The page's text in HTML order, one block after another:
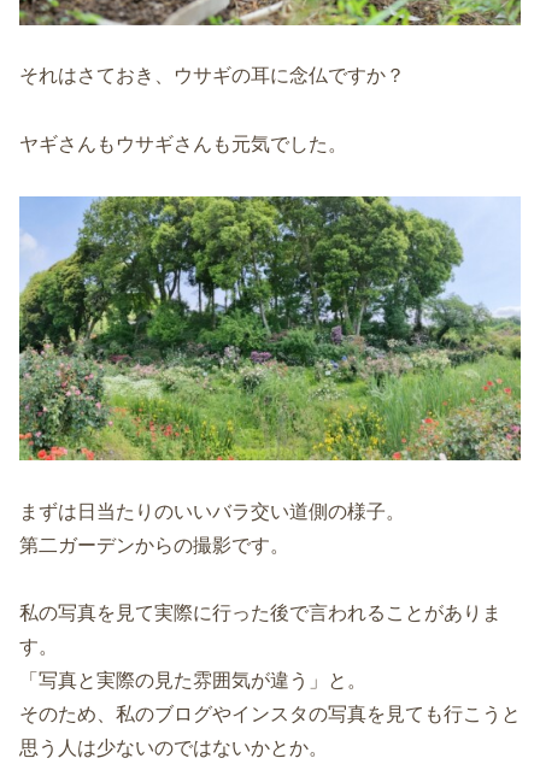
それはさておき、ウサギの耳に念仏ですか？
ヤギさんもウサギさんも元気でした。
まずは日当たりのいいバラ交い道側の様子。
第二ガーデンからの撮影です。
私の写真を見て実際に行った後で言われることがありま
す。
「写真と実際の見た雰囲気が違う」と。
そのため、私のブログやインスタの写真を見ても行こうと
思う人は少ないのではないかとか。